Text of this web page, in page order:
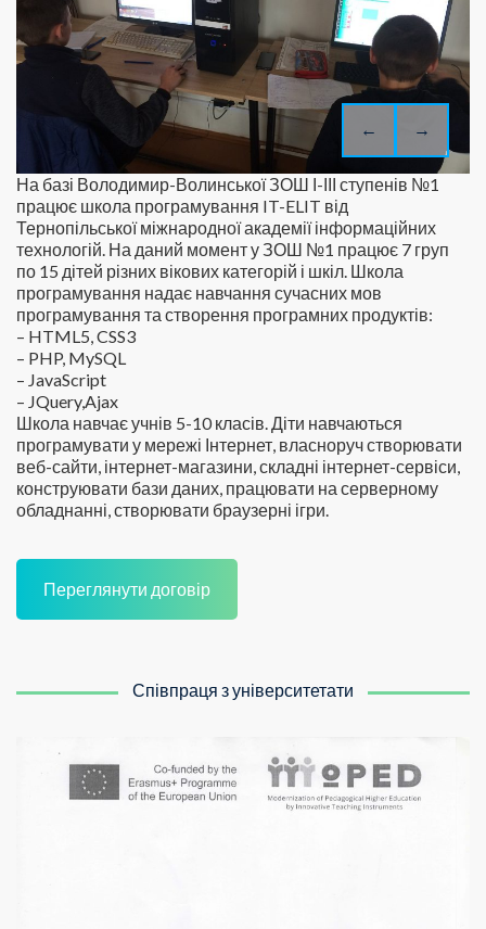
← →
На базі Володимир-Волинської ЗОШ І-ІІІ ступенів №1
працює школа програмування IT-ELIT від
Тернопільської міжнародної академії інформаційних
технологій. На даний момент у ЗОШ №1 працює 7 груп
по 15 дітей різних вікових категорій і шкіл. Школа
програмування надає навчання сучасних мов
програмування та створення програмних продуктів:
– HTML5, CSS3
– PHP, MySQL
– JavaScript
– JQuery,Ajax
Школа навчає учнів 5-10 класів. Діти навчаються
програмувати у мережі Інтернет, власноруч створювати
веб-сайти, інтернет-магазини, складні інтернет-сервіси,
конструювати бази даних, працювати на серверному
обладнанні, створювати браузерні ігри.
Переглянути договір
Співпраця з університетати